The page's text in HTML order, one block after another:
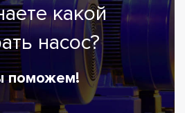
какой
насос?
поможем!